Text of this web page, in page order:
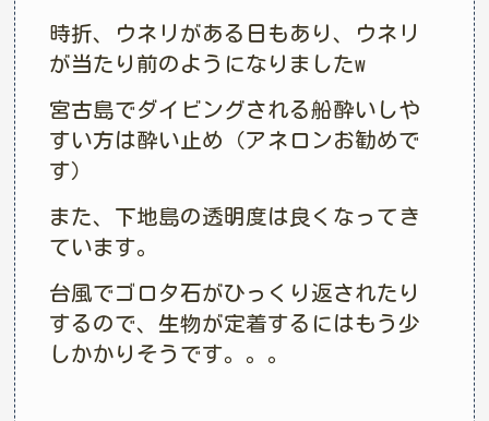
時折、ウネリがある日もあり、ウネリ
が当たり前のようになりましたw
宮古島でダイビングされる船酔いしや
すい方は酔い止め（アネロンお勧めで
す）
また、下地島の透明度は良くなってき
ています。
台風でゴロタ石がひっくり返されたり
するので、生物が定着するにはもう少
しかかりそうです。。。